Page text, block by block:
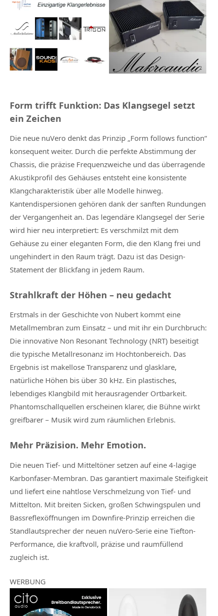
Form trifft Funktion: Das Klangsegel setzt
ein Zeichen
Die neue nuVero denkt das Prinzip „Form follows function“
konsequent weiter. Durch die perfekte Abstimmung der
Chassis, die präzise Frequenzweiche und das überragende
Akustikprofil des Gehäuses entsteht eine konsistente
Klangcharakteristik über alle Modelle hinweg.
Kantendispersionen gehören dank der sanften Rundungen
der Vergangenheit an. Das legendäre Klangsegel der Serie
wird hier neu interpretiert: Es verschmilzt mit dem
Gehäuse zu einer eleganten Form, die den Klang frei und
ungehindert in den Raum trägt. Dazu ist das Design-
Statement der Blickfang in jedem Raum.
Strahlkraft der Höhen – neu gedacht
Erstmals in der Geschichte von Nubert kommt eine
Metallmembran zum Einsatz – und mit ihr ein Durchbruch:
Die innovative Non Resonant Technology (NRT) beseitigt
die typische Metallresonanz im Hochtonbereich. Das
Ergebnis ist makellose Transparenz und glasklare,
natürliche Höhen bis über 30 kHz. Ein plastisches,
lebendiges Klangbild mit herausragender Ortbarkeit.
Phantomschallquellen erscheinen klarer, die Bühne wirkt
greifbarer – Musik wird zum räumlichen Erlebnis.
Mehr Präzision. Mehr Emotion.
Die neuen Tief- und Mitteltöner setzen auf eine 4-lagige
Karbonfaser-Membran. Das garantiert maximale Steifigkeit
und liefert eine nahtlose Verschmelzung von Tief- und
Mittelton. Mit breiten Sicken, großen Schwingspulen und
Bassreflexöffnungen im Downfire-Prinzip erreichen die
Standlautsprecher der neuen nuVero-Serie eine Tiefton-
Performance, die kraftvoll, präzise und raumfüllend
zugleich ist.
WERBUNG